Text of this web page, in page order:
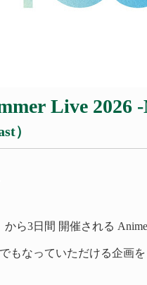
Live 2026
）
から3日間 開催される
もなっていただける企画を